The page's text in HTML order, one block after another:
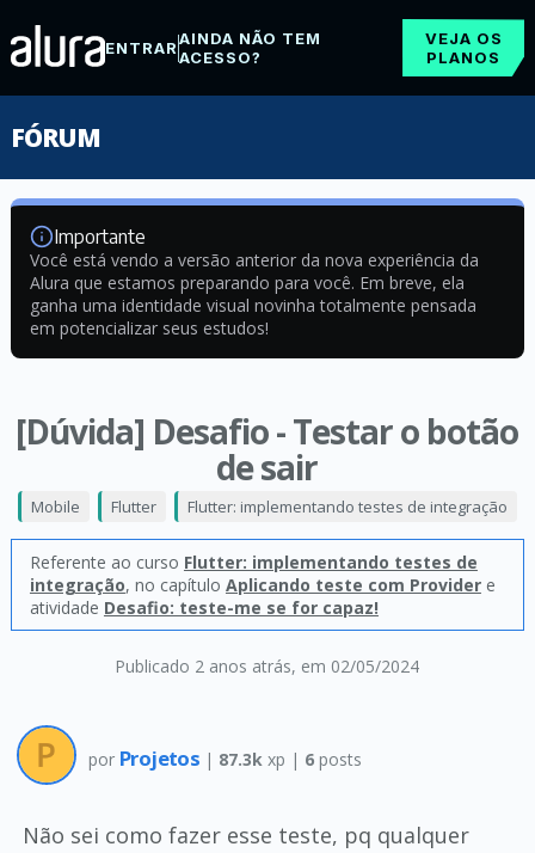
ENTRARAINDA NÃO TEM
ACESSO?
VEJA OS
PLANOS
FÓRUM
Importante
Você está vendo a versão anterior da nova experiência da
Alura que estamos preparando para você. Em breve, ela
ganha uma identidade visual novinha totalmente pensada
em potencializar seus estudos!
[Dúvida] Desafio - Testar o botão
de sair
Publicado 2 anos atrás, em 02/05/2024
Mobile Flutter Flutter: implementando testes de integração
Referente ao curso Flutter: implementando testes de
integração, no capítulo Aplicando teste com Providere
atividade Desafio: teste-me se for capaz!
por Projetos | 87.3k xp | 6posts
Não sei como fazer esse teste, pq qualquer